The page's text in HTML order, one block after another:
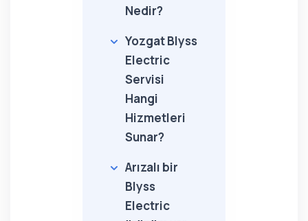
Nedir?
Yozgat Blyss
Electric
Servisi
Hangi
Hizmetleri
Sunar?
Arızalı bir
Blyss
Electric